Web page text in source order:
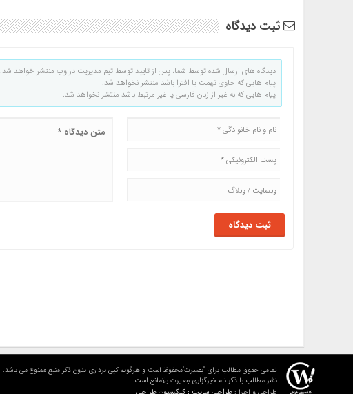
ثبت دیدگاه
دیدگاه های ارسال شده توسط شما، پس از تایید توسط تیم مدیریت در وب منتشر خواهد شد.
پیام هایی که حاوی تهمت یا افترا باشد منتشر نخواهد شد.
پیام هایی که به غیر از زبان فارسی یا غیر مرتبط باشد منتشر نخواهد شد.
تمامی حقوق مطالب برای "بصیرت"محفوظ است و هرگونه کپی برداری بدون ذکر منبع ممنوع می باشد.
نشر مطالب با ذکر نام خبرگزاری بصیرت بلامانع است.